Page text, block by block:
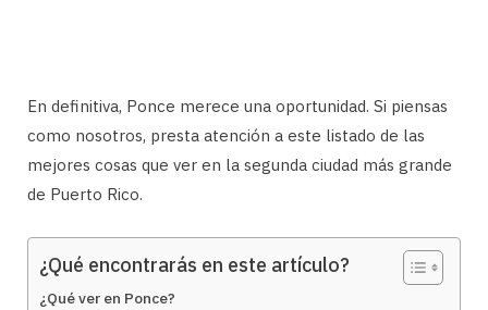
En definitiva, Ponce merece una oportunidad. Si piensas
como nosotros, presta atención a este listado de las
mejores cosas que ver en la segunda ciudad más grande
de Puerto Rico.
¿Qué encontrarás en este artículo?
¿Qué ver en Ponce?